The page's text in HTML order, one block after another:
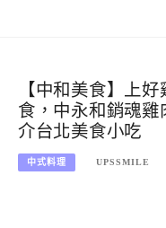
【中和美食】上
食，中永和銷魂雞
介台北美食小吃
中式料理 UPSSMILE